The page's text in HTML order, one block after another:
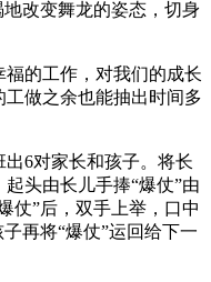
改变舞龙的姿态，切身
的工作，对我们的成长
做之余也能抽出时间多
6对家长和孩子。将长
头由长儿手捧“爆仗”由
仗”后，双手上举，口中
再将“爆仗”运回给下一